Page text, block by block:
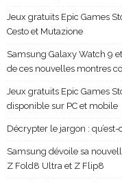
Jeux gratuits Epic Games
Cesto et Mutazione
Samsung Galaxy Watch 9
de ces nouvelles montres
Jeux gratuits Epic Games
disponible sur PC et mobile
Décrypter le jargon :
Samsung dévoile sa
Z Fold8 Ultra et Z Flip8